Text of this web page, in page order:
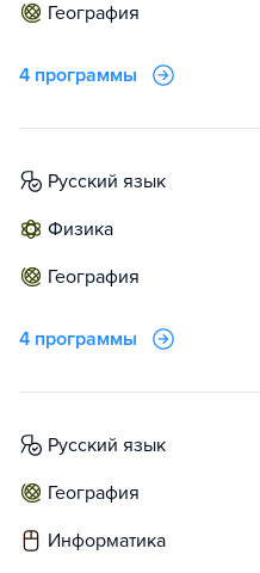
география
4 программы
русский язык
физика
география
4 программы
русский язык
география
информатика